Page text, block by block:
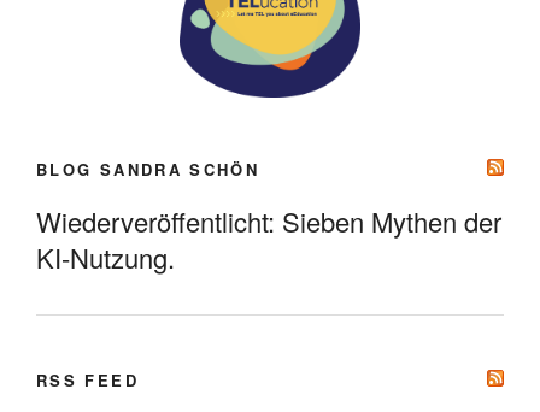
BLOG SANDRA SCHÖN
Wiederveröffentlicht: Sieben Mythen der
KI-Nutzung.
RSS FEED